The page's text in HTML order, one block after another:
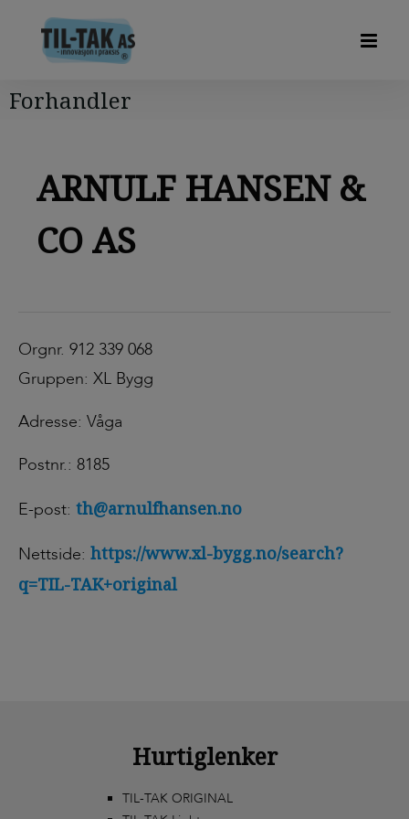
Forhandler
ARNULF HANSEN &
CO AS
Orgnr. 912 339 068
Gruppen: XL Bygg
Adresse: Våga
Postnr.: 8185
E-post: th@arnulfhansen.no
Nettside: https://www.xl-bygg.no/search?
q=TIL-TAK+original
Hurtiglenker
TIL-TAK ORIGINAL